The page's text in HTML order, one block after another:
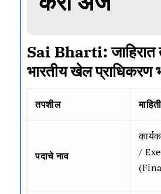
Sai Bharti: जाहिरात
भारतीय खेल प्राधिकरण
तपशील माहिती
पदाचे नाव
/